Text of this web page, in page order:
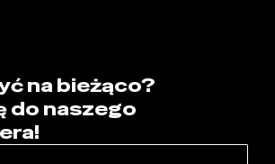
na bieżąco?
do naszego